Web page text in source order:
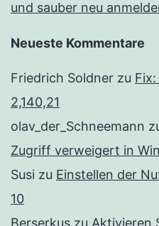
und sauber neu
Neueste Kommentare
Friedrich Soldner zu
2,140,21
olav_der_Schneemann
Zugriff verweigert in
Susi zu Einstellen der
10
Berserkus zu Aktivieren